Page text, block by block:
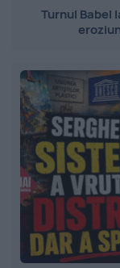
Turnul Babel